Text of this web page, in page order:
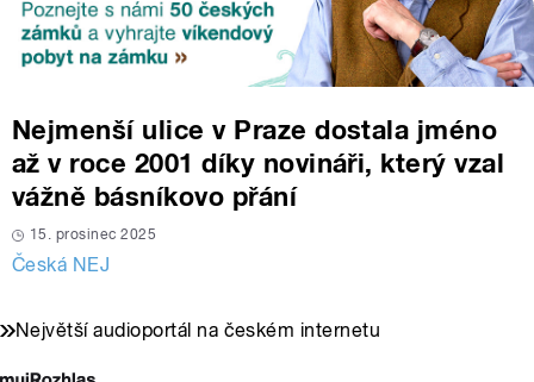
Nejmenší ulice v Praze dostala jméno
až v roce 2001 díky novináři, který vzal
vážně básníkovo přání
15. prosinec 2025
Česká NEJ
Největší audioportál na českém internetu